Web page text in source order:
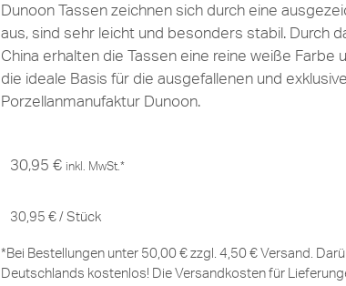
Dunoon Tassen zeichnen sich durch eine
aus, sind sehr leicht und besonders stabil. Durch
China erhalten die Tassen eine reine weiße Farbe
die ideale Basis für die ausgefallenen und
Porzellanmanufaktur Dunoon.
30,95 € inkl. MwSt.*
30,95 € / Stück
*Bei Bestellungen unter 50,00 € zzgl. 4,50 € Versand.
Deutschlands kostenlos! Die Versandkosten für